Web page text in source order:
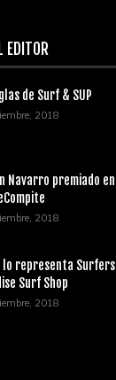
EDITOR
de Surf & SUP
2018
Navarro premiado en
2018
lo representa Surfers
Surf Shop
2018